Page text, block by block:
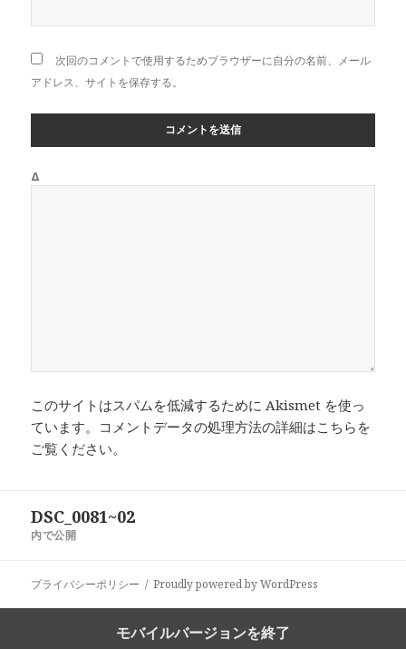
次回のコメントで使用するためブラウザーに自分の名前、メール
アドレス、サイトを保存する。
Δ
このサイトはスパムを低減するために Akismet を使っ
ています。 コメントデータの処理方法の詳細はこちらを
ご覧ください。
ー
DSC_0081~02
内で公開
プライバシーポリシー Proudly powered by WordPress
モバイルバージョンを終了